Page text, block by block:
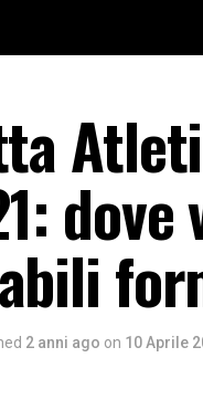
2 anni ago on 10 Aprile